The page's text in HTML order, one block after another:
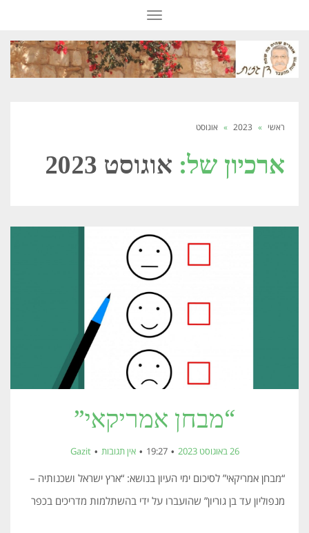
תפריט
ראשי »
2023
» אוגוסט
ארכיון של: אוגוסט 2023
“מבחן אמריקאי”
26 באוגוסט 2023 19:27 אין תגובות Gazit
“מבחן אמריקאי” לסיכום ימי העיון בנושא: “ארץ ישראל ושכנותיה –
מנפוליון עד בן גוריון” שהועברו על ידי בהשתלמות מדריכים בכפר